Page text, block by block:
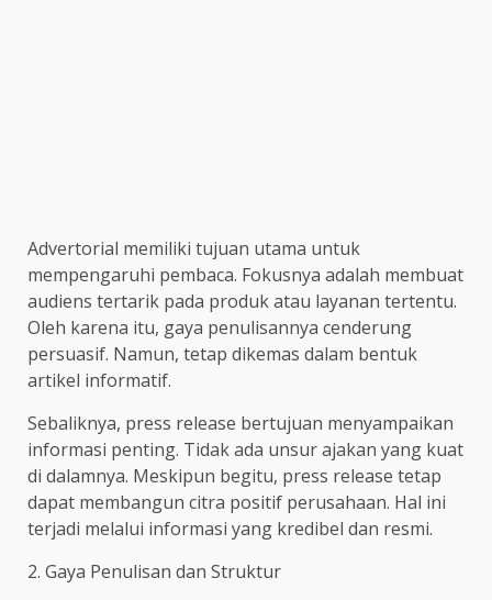
Advertorial memiliki tujuan utama untuk
mempengaruhi pembaca. Fokusnya adalah membuat
audiens tertarik pada produk atau layanan tertentu.
Oleh karena itu, gaya penulisannya cenderung
persuasif. Namun, tetap dikemas dalam bentuk
artikel informatif.
Sebaliknya, press release bertujuan menyampaikan
informasi penting. Tidak ada unsur ajakan yang kuat
di dalamnya. Meskipun begitu, press release tetap
dapat membangun citra positif perusahaan. Hal ini
terjadi melalui informasi yang kredibel dan resmi.
2. Gaya Penulisan dan Struktur